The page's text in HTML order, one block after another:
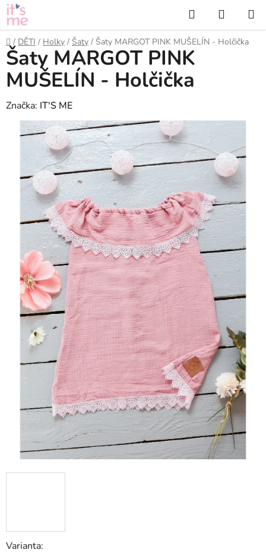
Přejít
na
obsah
Hledat
KOŠÍK
Domů
/ DĚTI / Holky / Šaty / Šaty MARGOT PINK MUŠELÍN - Holčička
Varianta:
Šaty MARGOT PINK
MUŠELÍN - Holčička
Značka: IT'S ME